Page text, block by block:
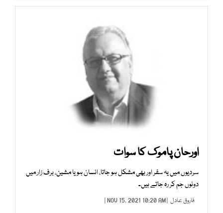
اورحان پاموک کا سوات
سردیوں میں یہ سفر اور بھی مشکل ہو جاتا، انسان ہو یا مشین، برف زار میں
دونوں جم کر رہ جاتے ہیں۔
فاروق عادل | NOV 15, 2021 10:20 AM |